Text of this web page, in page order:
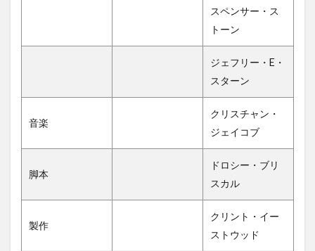
スペンサー・ス
トーン
ジェフリー・E・
スターン
音楽
クリスチャン・
ジェイコブ
脚本
ドロシー・ブリ
スカル
製作
クリント・イー
ストウッド